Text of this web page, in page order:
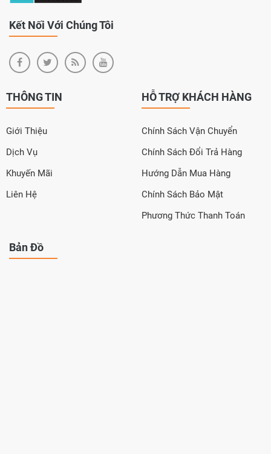
Kết Nối Với Chúng Tôi
THÔNG TIN
Giới Thiệu
Dịch Vụ
Khuyến Mãi
Liên Hệ
HỖ TRỢ KHÁCH HÀNG
Chính Sách Vận Chuyển
Chính Sách Đổi Trả Hàng
Hướng Dẫn Mua Hàng
Chính Sách Bảo Mật
Phương Thức Thanh Toán
Bản Đồ